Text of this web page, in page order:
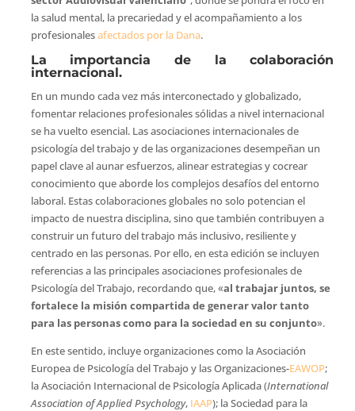
la salud mental, la precariedad y el acompañamiento a los
profesionalesafectados por la Dana.
La importancia de la colaboración
internacional.
En un mundo cada vez más interconectado y globalizado,
fomentar relaciones profesionales sólidas a nivel internacional
se ha vuelto esencial. Las asociaciones internacionales de
psicología del trabajo y de las organizaciones desempeñan un
papel clave al aunar esfuerzos, alinear estrategias y cocrear
conocimiento que aborde los complejos desafíos del entorno
laboral. Estas colaboraciones globales no solo potencian el
impacto de nuestra disciplina, sino que también contribuyen a
construir un futuro del trabajo más inclusivo, resiliente y
centrado en las personas. Por ello, en esta edición se incluyen
referencias a las principales asociaciones profesionales de
Psicología del Trabajo, recordando que, «al trabajar juntos, se
fortalece la misión compartida de generar valor tanto
para las personas como para la sociedad en su conjunto».
En este sentido, incluye organizaciones como la Asociación
Europea de Psicología del Trabajo y las Organizaciones-EAWOP;
la Asociación Internacional de Psicología Aplicada (International
Association of Applied Psychology, IAAP); la Sociedad para la